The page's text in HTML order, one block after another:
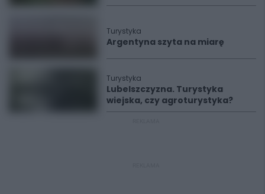
Turystyka
Argentyna szyta na miarę
Turystyka
Lubelszczyzna. Turystyka
wiejska, czy agroturystyka?